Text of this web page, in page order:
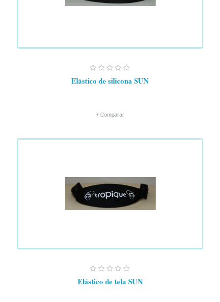
Elástico de silicona SUN
+ Comparar
Elástico de tela SUN